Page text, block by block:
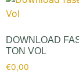
DOWNLOAD
TON VOL
€0,00